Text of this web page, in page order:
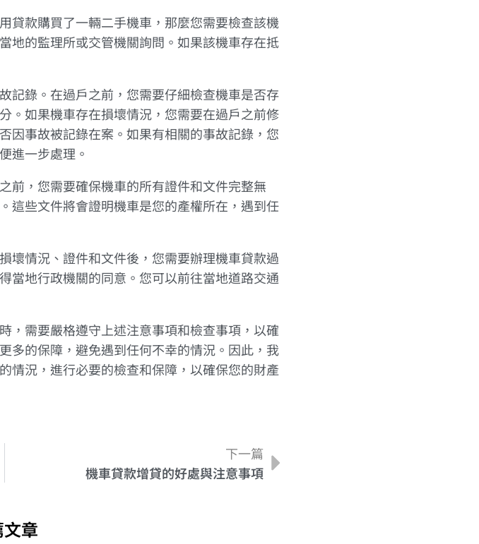
貸款購買了一輛二手機車，那麼您需要檢查該機
地的監理所或交管機關詢問。如果該機車存在抵
記錄。在過戶之前，您需要仔細檢查機車是否存
。如果機車存在損壞情況，您需要在過戶之前修
因事故被記錄在案。如果有相關的事故記錄，您
進一步處理。
前，您需要確保機車的所有證件和文件完整無
這些文件將會證明機車是您的產權所在，遇到任
壞情況、證件和文件後，您需要辦理機車貸款過
當地行政機關的同意。您可以前往當地道路交通
，需要嚴格遵守上述注意事項和檢查事項，以確
多的保障，避免遇到任何不幸的情況。因此，我
情況，進行必要的檢查和保障，以確保您的財產
下一篇
機車貸款增貸的好處與注意事項
章